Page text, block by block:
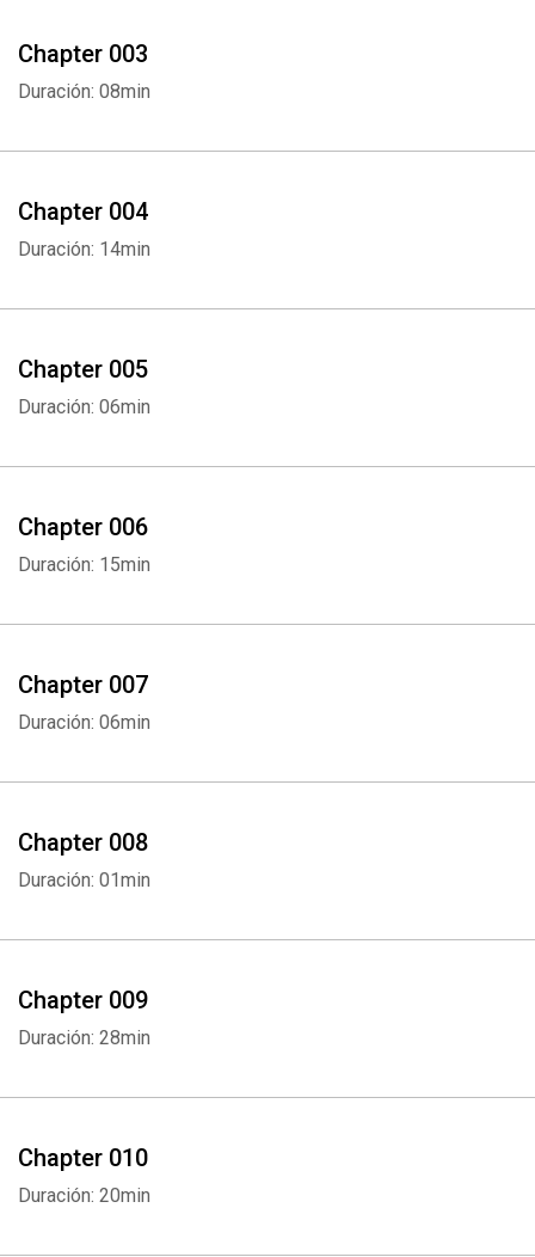
Chapter 003
Duración: 08min
Chapter 004
Duración: 14min
Chapter 005
Duración: 06min
Chapter 006
Duración: 15min
Chapter 007
Duración: 06min
Chapter 008
Duración: 01min
Chapter 009
Duración: 28min
Chapter 010
Duración: 20min